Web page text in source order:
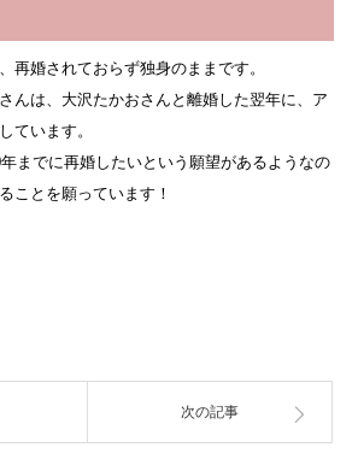
再婚されておらず独身のままです。
んは、大沢たかおさんと離婚した翌年に、ア
ています。
までに再婚したいという願望があるようなの
ことを願っています！
次の記事